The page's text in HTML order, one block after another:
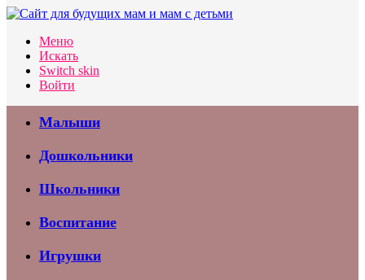
Меню
Искать
Switch skin
Войти
Малыши
Дошкольники
Школьники
Воспитание
Игрушки